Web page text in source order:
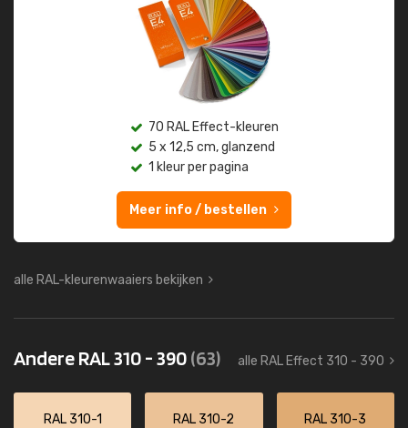
70 RAL Effect-kleuren
5 x 12,5 cm, glanzend
1 kleur per pagina
Meer info / bestellen
alle RAL-kleurenwaaiers bekijken
Andere RAL 310 - 390(63) alle RAL Effect 310 - 390
RAL 310-1 RAL 310-2 RAL 310-3